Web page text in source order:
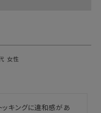
女性
ッキングに違和感があ